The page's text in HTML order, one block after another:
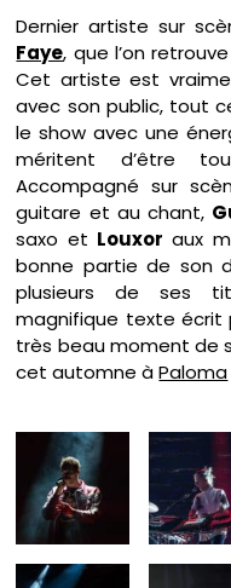
Dernier artiste sur
Faye, que l’on
Cet artiste est
avec son public, tout
le show avec une
méritent d’être
Accompagné sur
guitare et au chant,
saxo et Louxor aux
bonne partie de son
plusieurs de ses
magnifique texte écrit
très beau moment de
cet automne àPaloma